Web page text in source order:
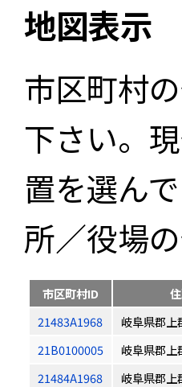
地図表示
市区町村
下さい。
置を選ん
所／役場
市区町村ID
21483A1968
岐阜県郡上
21B0100005
岐阜県郡上
21484A1968
岐阜県郡上